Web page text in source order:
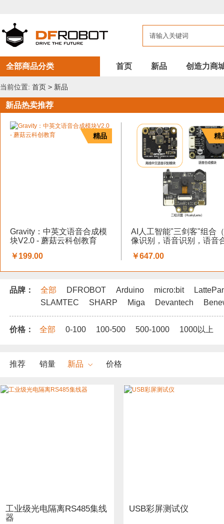
全部商品分类 首页 新品 创造力商
当前位置: 首页 > 新品
新品热卖推荐
精品
Gravity：中英文语音合成模
块V2.0 - 蘑菇云科创教育
￥199.00
精
AI人工智能"三剑客"组合
像识别，语音识别，语音
￥647.00
品牌： 全部 DFROBOT Arduino micro:bit
SLAMTEC
SHARP Miga Devantech
价格： 全部 0-100 100-500 500-1000 1000以上
推荐 销量 新品 价格
工业级光电隔离RS485集线
器
USB彩屏测试仪